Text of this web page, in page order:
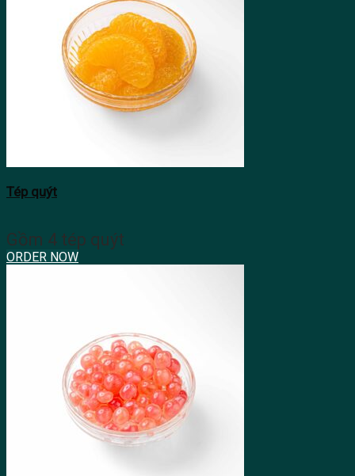
Tép quýt
Gồm 4 tép quýt
ORDER NOW